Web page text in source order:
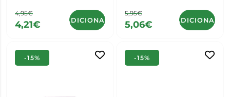
4,95€
4,21€ ADICIONAR
5,95€
5,06€ ADICIONAR
-15% -15%